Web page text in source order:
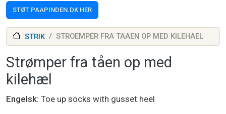
STØT PAAPINDEN.DK HER
STRIK STROEMPER FRA TAAEN OP MED KILEHAEL
Strømper fra tåen op med
kilehæl
Engelsk Toe up socks with gusset heel